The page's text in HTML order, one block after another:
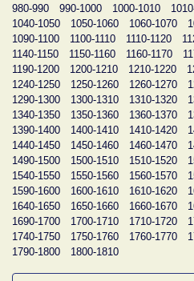
980-990
990-1000 1000-1010
1040-1050
1050-1060 1060-1070
1090-1100
1100-1110 1110-1120
1140-1150
1150-1160 1160-1170
1190-1200
1200-1210 1210-1220
1240-1250
1250-1260 1260-1270
1290-1300
1300-1310 1310-1320
1340-1350
1350-1360 1360-1370
1390-1400
1400-1410 1410-1420
1440-1450
1450-1460 1460-1470
1490-1500
1500-1510 1510-1520
1540-1550
1550-1560 1560-1570
1590-1600
1600-1610 1610-1620
1640-1650
1650-1660 1660-1670
1690-1700
1700-1710 1710-1720
1740-1750
1750-1760 1760-1770
1790-1800
1800-1810